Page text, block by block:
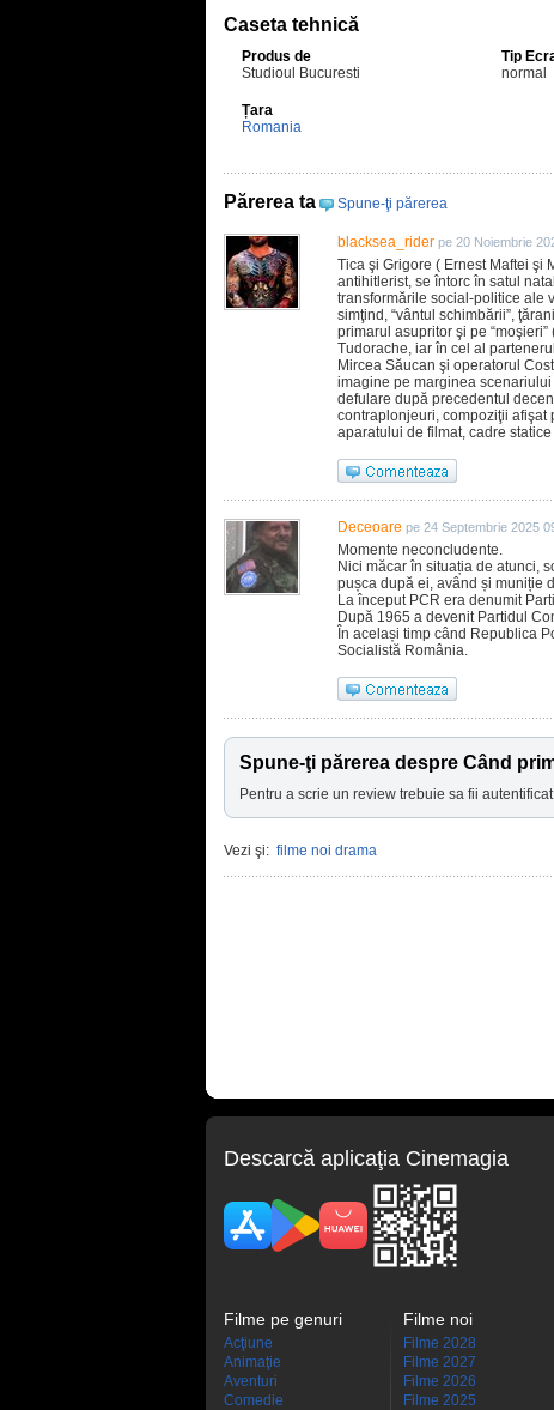
Caseta tehnică
Produs de
Studioul Bucuresti
Tip
normal
Țara
Romania
Părerea ta Spune-ţi părerea
blacksea_rider pe 20 Noiembrie
Tica şi Grigore ( Ernest Maftei şi
antihitlerist, se întorc în satul
transformările social-politice ale
simţind, “vântul schimbării”,
primarul asupritor şi pe
Tudorache, iar în cel al
Mircea Săucan şi operatorul
imagine pe marginea
defulare după precedentul
contraplonjeuri, compoziţii afişat
aparatului de filmat, cadre
Deceoare pe 24 Septembrie 2025
Momente neconcludente.
Nici măcar în situația de atunci,
pușca după ei, având și muniție
La început PCR era denumit
După 1965 a devenit Partidul
În același timp când Republica
Socialistă România.
Spune-ţi părerea despre Când
Pentru a scrie un review trebuie sa fii
Vezi şi: filme noi drama
Descarcă aplicaţia Cinemagia
Filme pe genuri
Acţiune
Animaţie
Aventuri
Comedie
Filme noi
Filme 2028
Filme 2027
Filme 2026
Filme 2025